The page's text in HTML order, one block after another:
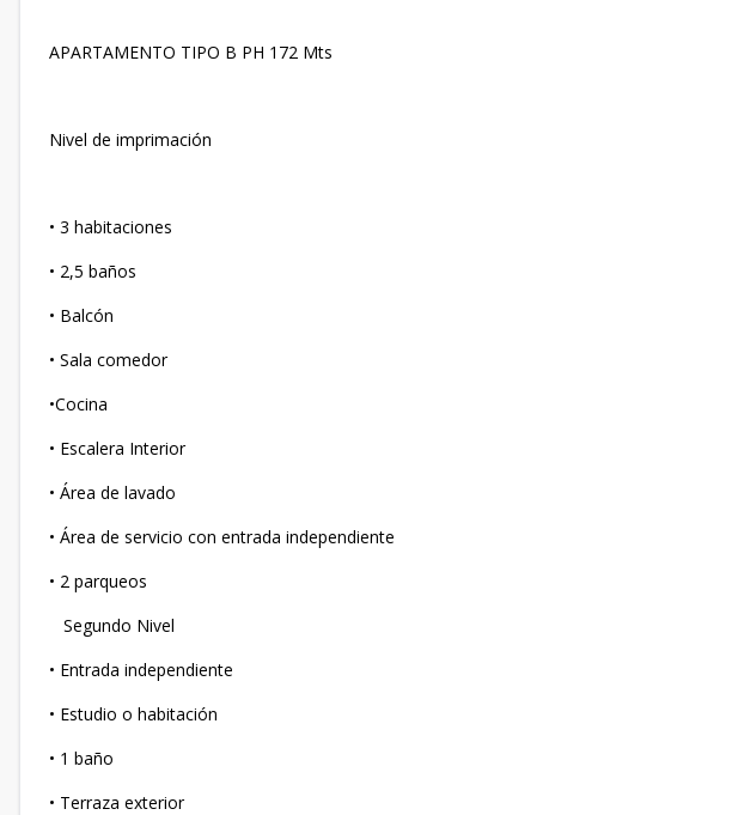
APARTAMENTO TIPO B PH 172 Mts
Nivel de imprimación
• 3 habitaciones
• 2,5 baños
• Balcón
• Sala comedor
•Cocina
• Escalera Interior
• Área de lavado
• Área de servicio con entrada independiente
• 2 parqueos
Segundo Nivel
• Entrada independiente
• Estudio o habitación
• 1 baño
• Terraza exterior